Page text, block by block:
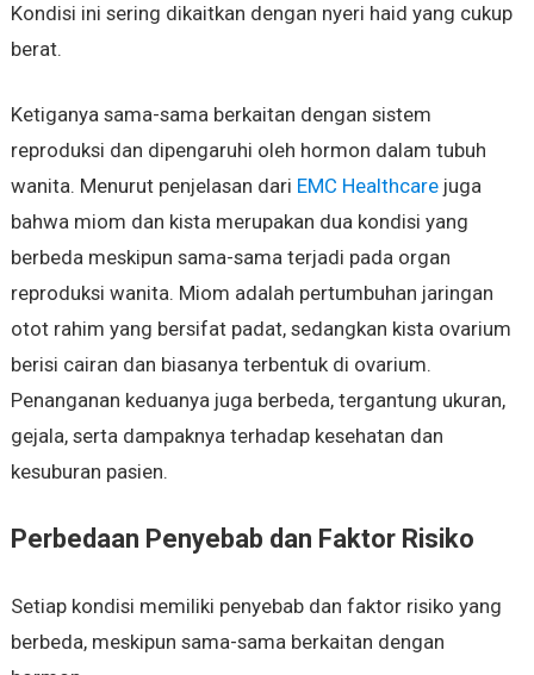
Kondisi ini sering dikaitkan dengan nyeri haid yang cukup
berat.
Ketiganya sama-sama berkaitan dengan sistem
reproduksi dan dipengaruhi oleh hormon dalam tubuh
wanita. Menurut penjelasan dari EMC Healthcarejuga
bahwa miom dan kista merupakan dua kondisi yang
berbeda meskipun sama-sama terjadi pada organ
reproduksi wanita. Miom adalah pertumbuhan jaringan
otot rahim yang bersifat padat, sedangkan kista ovarium
berisi cairan dan biasanya terbentuk di ovarium.
Penanganan keduanya juga berbeda, tergantung ukuran,
gejala, serta dampaknya terhadap kesehatan dan
kesuburan pasien.
Perbedaan Penyebab dan Faktor Risiko
Setiap kondisi memiliki penyebab dan faktor risiko yang
berbeda, meskipun sama-sama berkaitan dengan